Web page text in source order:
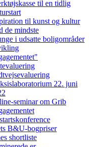
til en tidlig
til kunst og kultur
de mindste
i udsatte boligområder
22. juni
seminar om Grib
B&U-bogpriser
shortliste